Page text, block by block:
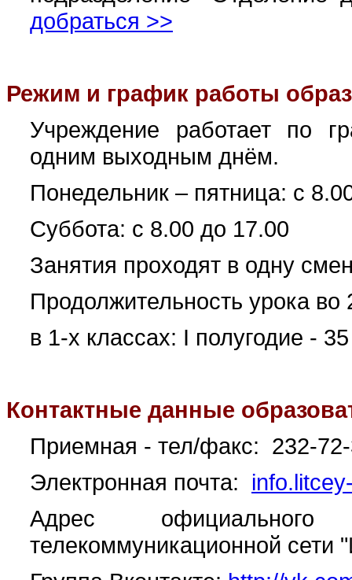
добраться >>
Режим и график работы
Учреждение работает по
одним выходным днём.
Понедельник – пятница: с
Суббота: с 8.00 до 17.00
Занятия проходят в одну
Продолжительность урока во
в 1-х классах: I полугодие -
Контактные данные
Приемная - тел/факс: 232-
Электронная почта:
Адрес
телекоммуникационной сети